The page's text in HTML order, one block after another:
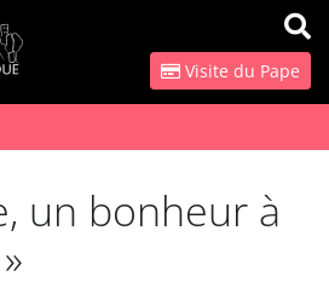
Visite du Pape
un bonheur à